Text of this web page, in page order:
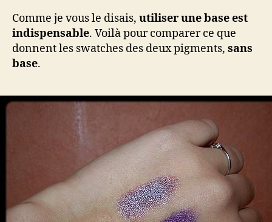
Comme je vous le disais, utiliser une base est
indispensable. Voilà pour comparer ce que
donnent les swatches des deux pigments, sans
base.